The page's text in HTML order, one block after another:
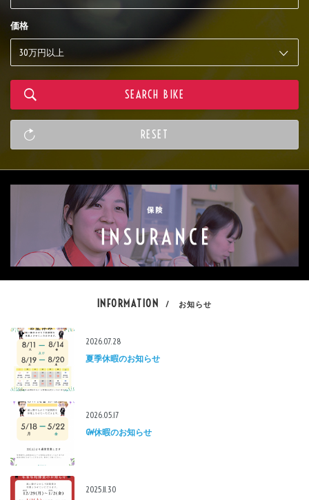
価格
INFORMATION / お知らせ
2026.07.28
夏季休暇のお知らせ
2026.05.17
GW休暇のお知らせ
2025.11.30